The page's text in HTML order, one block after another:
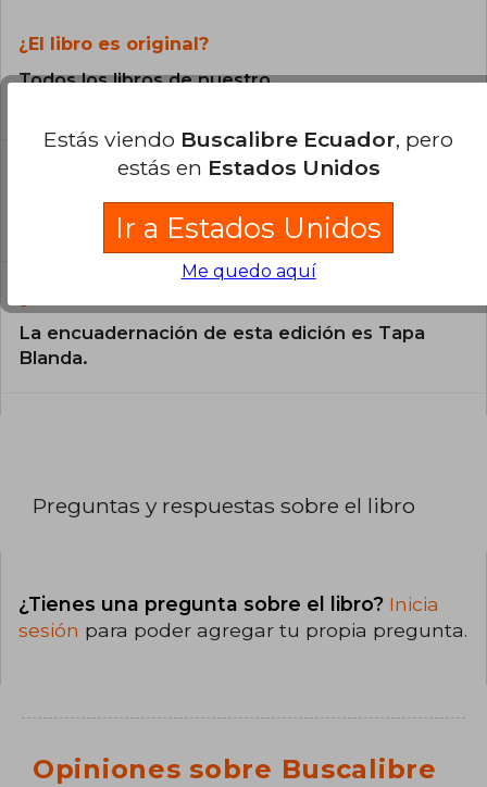
¿El libro es original?
Todos los libros de nuestro
¿En qué Idioma está escrito el
El libro está escrito en Español.
La encuadernación de esta edición es Tapa
Blanda.
Preguntas y respuestas sobre el libro
¿Tienes una pregunta sobre el libro? Inicia
sesión para poder agregar tu propia pregunta.
Opiniones sobre Buscalibre
Estás viendo Buscalibre Ecuador, pero
estás en Estados Unidos
Ir a Estados Unidos
Me quedo aquí